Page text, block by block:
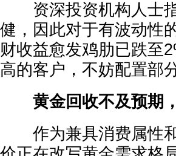
资深投资机构人士指
健，因此对于有波动性
财收益愈发鸡肋已跌至
高的客户，不妨配置部
黄金回收不及预期
作为兼具消费属性和